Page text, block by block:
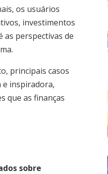
os usuários
investimentos
as perspectivas de
principais casos
e inspiradora,
que as finanças
sobre